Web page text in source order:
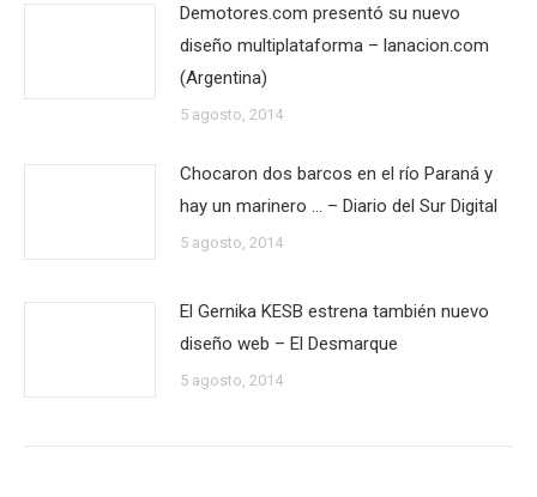
Demotores.com presentó su nuevo
diseño multiplataforma – lanacion.com
(Argentina)
5 agosto, 2014
Chocaron dos barcos en el río Paraná y
hay un marinero … – Diario del Sur Digital
5 agosto, 2014
El Gernika KESB estrena también nuevo
diseño web – El Desmarque
5 agosto, 2014